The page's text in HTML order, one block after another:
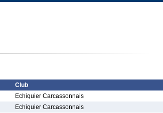
Club
Echiquier Carcassonnais
Echiquier Carcassonnais